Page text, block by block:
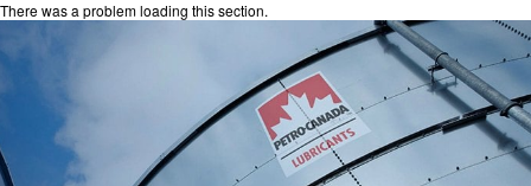
There was a problem loading this section.